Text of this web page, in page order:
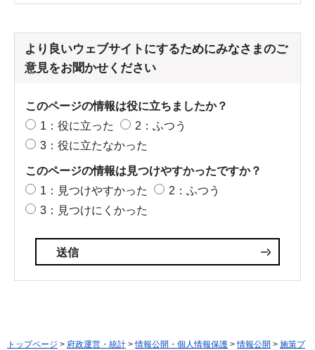
より良いウェブサイトにするためにみなさまのご
意見をお聞かせください
このページの情報は役に立ちましたか？
1：役に立った
2：ふつう
3：役に立たなかった
このページの情報は見つけやすかったですか？
1：見つけやすかった
2：ふつう
3：見つけにくかった
トップページ > 府政運営・統計 >情報公開・個人情報保護 >情報公開 > 施策プ